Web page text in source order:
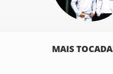
MAIS